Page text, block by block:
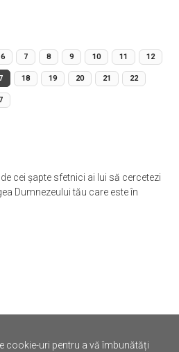
6 7 8 9 10 11 12
18 19 20 21 22
cei şapte sfetnici ai lui să cercetezi
Dumnezeului tău care este în
cookie-uri pentru a vă îmbunătăți